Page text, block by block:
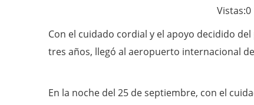
Vistas:0
Con el cuidado cordial y el apoyo decidido
tres años, llegó al aeropuerto internacional
En la noche del 25 de septiembre, con el